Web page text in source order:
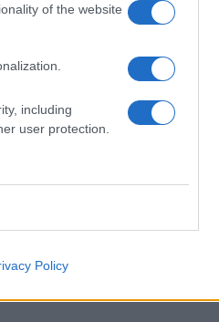
of the website
including
user protection.
Policy
e
i più